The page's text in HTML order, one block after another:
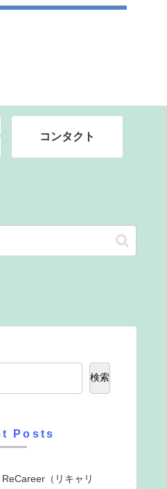
コンタクト
検索
Posts
（リキャリ